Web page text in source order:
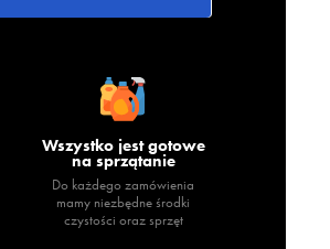
Wszystko jest gotowe
na sprzątanie
Do każdego zamówienia
mamy niezbędne środki
czystości oraz sprzęt